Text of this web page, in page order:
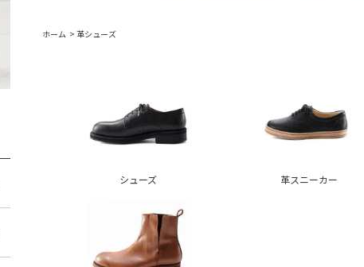
ホーム > 革シューズ
シューズ 革スニーカー